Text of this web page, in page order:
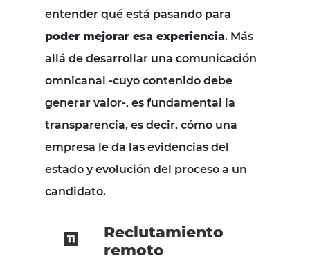
entender qué está pasando para
poder mejorar esa experiencia. Más
allá de desarrollar una comunicación
omnicanal -cuyo contenido debe
generar valor-, es fundamental la
transparencia, es decir, cómo una
empresa le da las evidencias del
estado y evolución del proceso a un
candidato.
Reclutamiento
remoto